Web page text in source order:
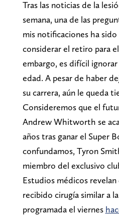
Tras las noticias de la
semana, una de las
mis notificaciones ha
considerar el retiro para
embargo, es difícil ignorar
edad. A pesar de haber
su carrera, aún le queda
Consideremos que el
Andrew Whitworth se
años tras ganar el Super
confundamos, Tyron
miembro del exclusivo
Estudios médicos
recibido cirugía similar a
programada el viernes